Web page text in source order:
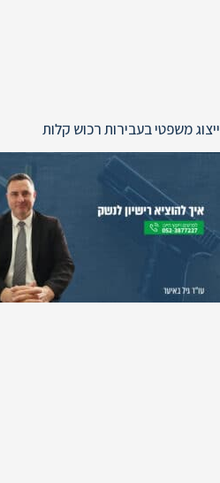
ייצוג משפטי בעבירות רכוש קלות